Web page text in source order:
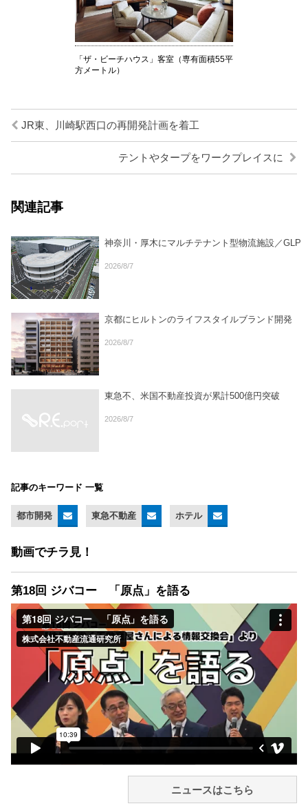
「ザ・ビーチハウス」客室（専有面積55平
方メートル）
JR東、川崎駅西口の再開発計画を着工
テントやタープをワークプレイスに
関連記事
神奈川・厚木にマルチテナント型物流施設／GLP
2026/8/7
京都にヒルトンのライフスタイルブランド開発
2026/8/7
東急不、米国不動産投資が累計500億円突破
2026/8/7
記事のキーワード 一覧
都市開発 東急不動産 ホテル
動画でチラ見！
第18回 ジバコー 「原点」を語る
ニュースはこちら